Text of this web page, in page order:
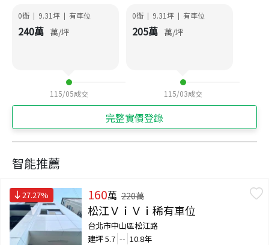
0衛 | 9.31坪 | 有車位
240萬 萬/坪
115/05成交
0衛 | 9.31坪 | 有車位
205萬 萬/坪
115/03成交
完整實價登錄
智能推薦
27.27% 160萬 220萬
松江ＶｉＶｉ稀有車位
台北市中山區松江路
建坪5.7 -- 10.8年